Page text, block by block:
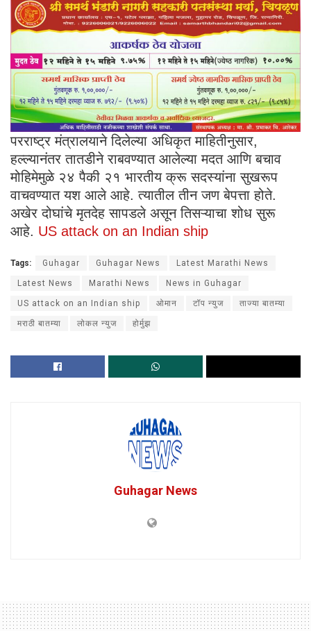
परराष्ट्र मंत्रालयाने दिलेल्या अधिकृत माहितीनुसार,
हल्ल्यानंतर तातडीने राबवण्यात आलेल्या मदत आणि बचाव
मोहिमेमुळे २४ पैकी २१ भारतीय क्रू सदस्यांना सुखरूप
वाचवण्यात यश आले आहे. त्यातील तीन जण बेपत्ता होते.
अखेर दोघांचे मृतदेह सापडले असून तिसऱ्याचा शोध सुरू
आहे. US attack on an Indian ship
Tags: Guhagar Guhagar News Latest Marathi News
Latest News Marathi News News in Guhagar
US attack on an Indian ship ओमान टॉप न्युज ताज्या बातम्या
मराठी बातम्या लोकल न्युज होर्मुझ
Guhagar News